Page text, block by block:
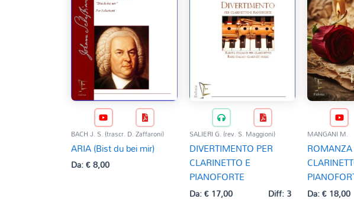
BACH J. S. (trascr. D. Zaffaroni)
ARIA (Bist du bei mir)
Da:€8,00
SALIERI G. (rev. S. Maggioni)
DIVERTIMENTO PER
CLARINETTO E
PIANOFORTE
Da:€17,00 Diff: 3
MANGANI M.
Da:€18,00